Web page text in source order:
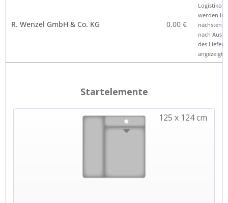
R. Wenzel GmbH & Co. KG 0,00 €
werden im
nächsten
nach
des
angezeigt.